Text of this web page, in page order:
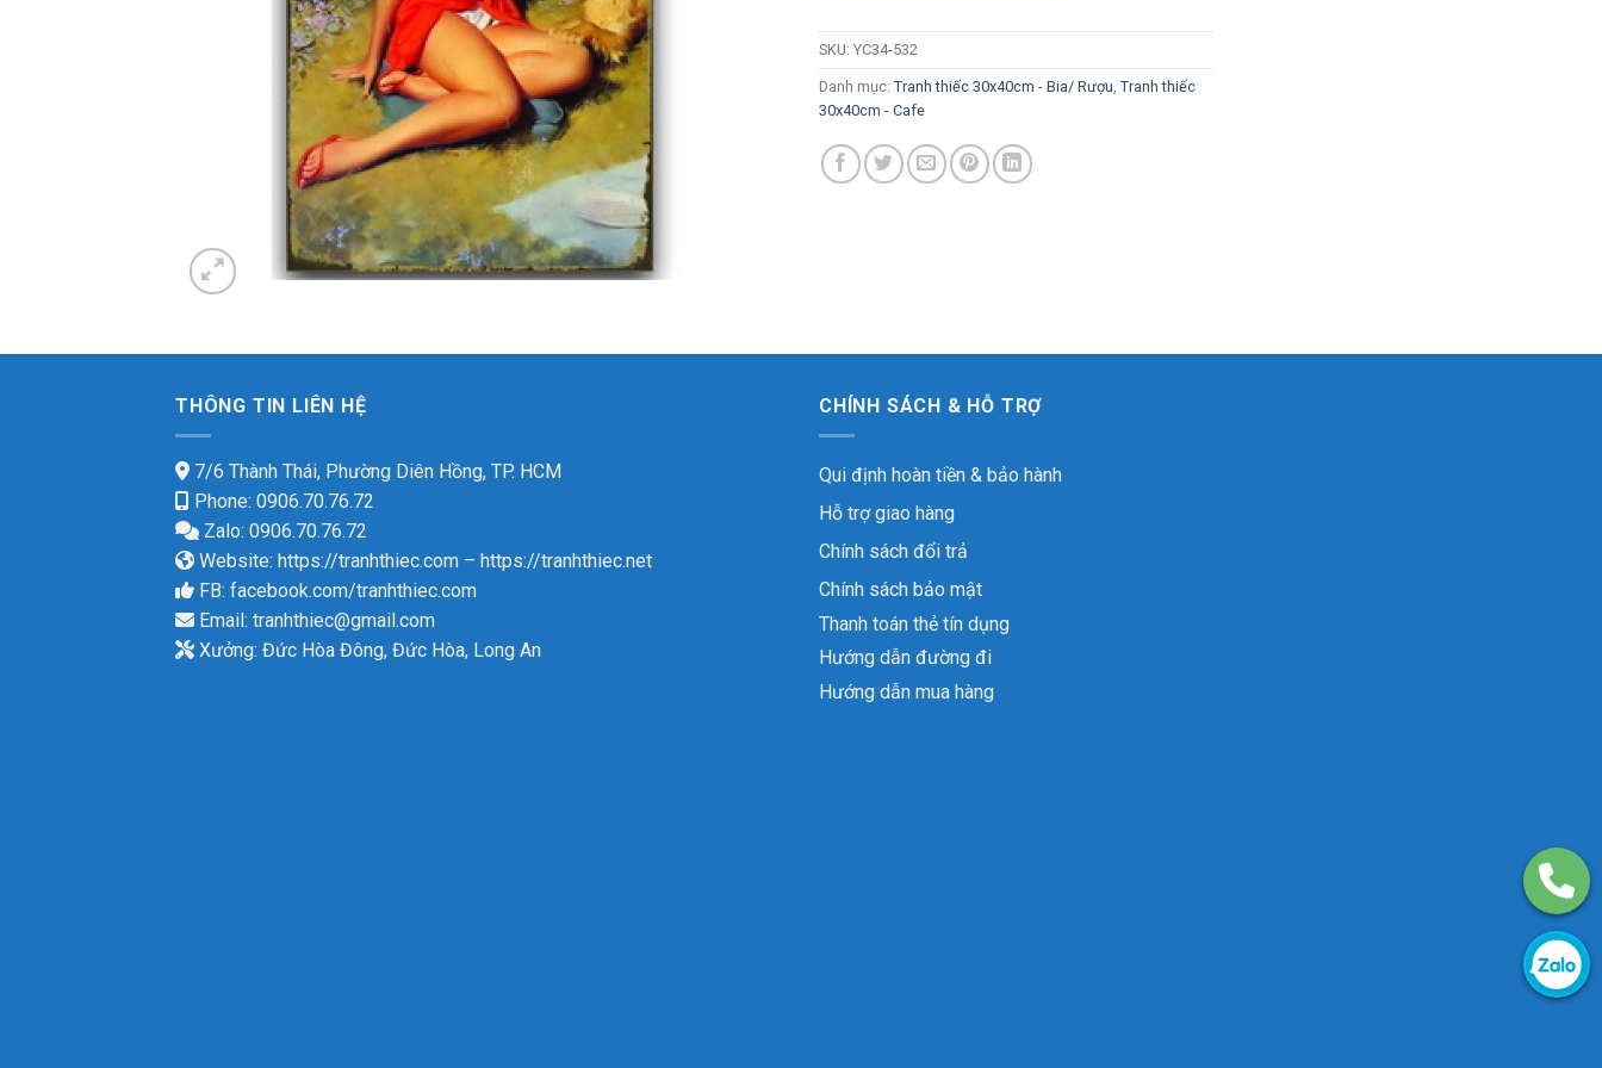
SKU: YC34-532
Danh mục: Tranh thiếc 30x40cm - Bia/ Rượu, Tranh thiếc
30x40cm - Cafe
THÔNG TIN LIÊN HỆ
7/6 Thành Thái, Phường Diên Hồng, TP. HCM
Phone: 0906.70.76.72
Zalo: 0906.70.76.72
Website: https://tranhthiec.com – https://tranhthiec.net
FB: facebook.com/tranhthiec.com
Email: tranhthiec@gmail.com
Xưởng: Đức Hòa Đông, Đức Hòa, Long An
CHÍNH SÁCH & HỖ TRỢ
Qui định hoàn tiền & bảo hành
Hỗ trợ giao hàng
Chính sách đổi trả
Chính sách bảo mật
Thanh toán thẻ tín dụng
Hướng dẫn đường đi
Hướng dẫn mua hàng